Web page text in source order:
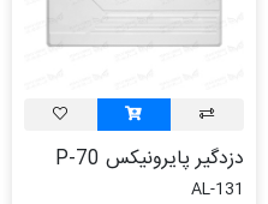
دزدگیر پایرونیکس P-70
AL-131